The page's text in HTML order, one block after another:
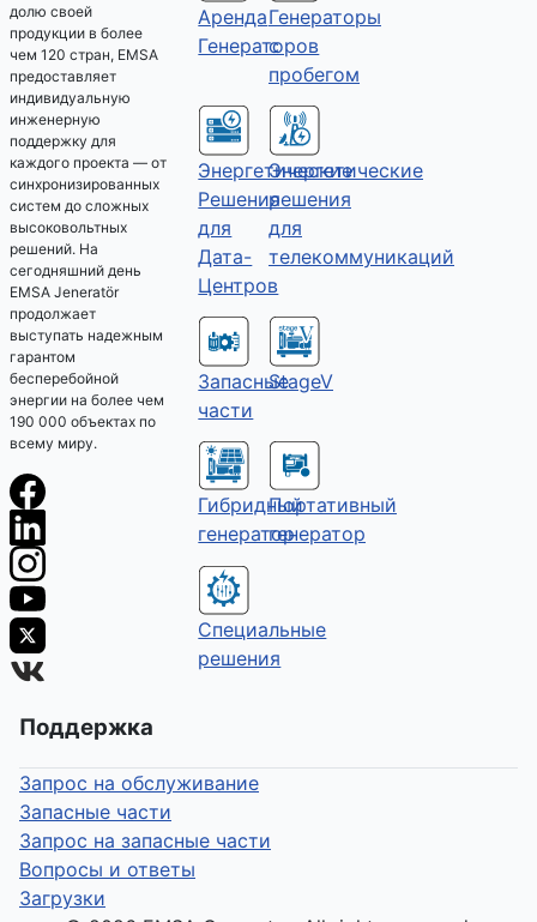
долю своей
продукции в более
чем 120 стран, EMSA
предоставляет
индивидуальную
инженерную
поддержку для
каждого проекта — от
синхронизированных
систем до сложных
высоковольтных
решений. На
сегодняшний день
EMSA Jeneratör
продолжает
выступать надежным
гарантом
бесперебойной
энергии на более чем
190 000 объектах по
всему миру.
Аренда
Генераторов
Генераторы
с
пробегом
Энергетические
Решения
для
Дата-
Центров
Энергетические
решения
для
телекоммуникаций
Запасные
части
StageV
Гибридный
генератор
Портативный
генератор
Специальные
решения
Поддержка
Запрос на обслуживание
Запасные части
Запрос на запасные части
Вопросы и ответы
Загрузки